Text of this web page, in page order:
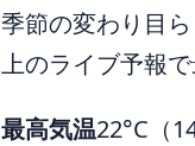
季節の変わり目
上のライブ予報
最高気温22°C（